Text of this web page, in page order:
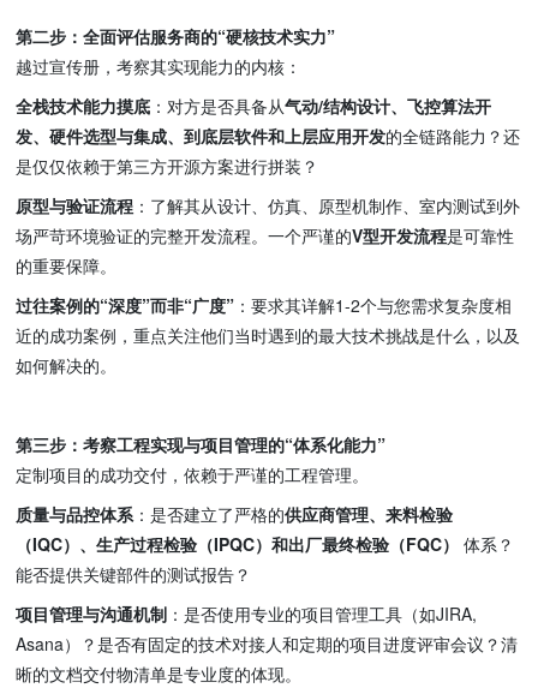
第二步：全面评估服务商的“硬核技术实力”
越过宣传册，考察其实现能力的内核：
全栈技术能力摸底 ：对方是否具备从气动/结构设计、飞控算法开
发、硬件选型与集成、到底层软件和上层应用开发的全链路能力？还
是仅仅依赖于第三方开源方案进行拼装？
原型与验证流程 ：了解其从设计、仿真、原型机制作、室内测试到外
场严苛环境验证的完整开发流程。一个严谨的V型开发流程是可靠性
的重要保障。
过往案例的“深度”而非“广度” ：要求其详解1-2个与您需求复杂度相
近的成功案例，重点关注他们当时遇到的最大技术挑战是什么，以及
如何解决的。
第三步：考察工程实现与项目管理的“体系化能力”
定制项目的成功交付，依赖于严谨的工程管理。
质量与品控体系：是否建立了严格的供应商管理、来料检验
（IQC）、生产过程检验（IPQC）和出厂最终检验（FQC） 体系？
能否提供关键部件的测试报告？
项目管理与沟通机制 ：是否使用专业的项目管理工具（如JIRA,
Asana）？是否有固定的技术对接人和定期的项目进度评审会议？清
晰的文档交付物清单是专业度的体现。